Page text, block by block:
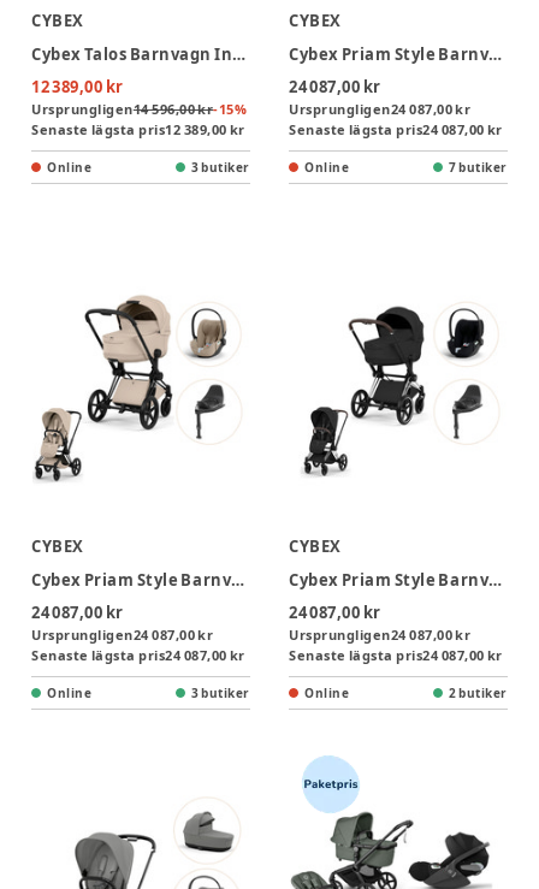
CYBEX
Cybex Talos Barnvagn Inkl. Aton B2 Med Bas Och Adapter - Moon Black/Black
12 389,00 kr
Ursprungligen14 596,00 kr-15%
Senaste lägsta pris12 389,00 kr
Online 3 butiker
CYBEX
Cybex Priam Style Barnvagn inkl. Cloud T Plus & Bas T - Sepia Black/Matt Black
24 087,00 kr
Ursprungligen24 087,00 kr
Senaste lägsta pris24 087,00 kr
Online 7 butiker
CYBEX
Cybex Priam Style Barnvagn inkl. Cloud T Plus & Bas T - Cozy Beige/Matt Black
24 087,00 kr
Ursprungligen24 087,00 kr
Senaste lägsta pris24 087,00 kr
Online 3 butiker
CYBEX
Cybex Priam Style Barnvagn inkl. Cloud T Plus & Bas T - Sepia Black/Chrome Brown
24 087,00 kr
Ursprungligen24 087,00 kr
Senaste lägsta pris24 087,00 kr
Online 2 butiker